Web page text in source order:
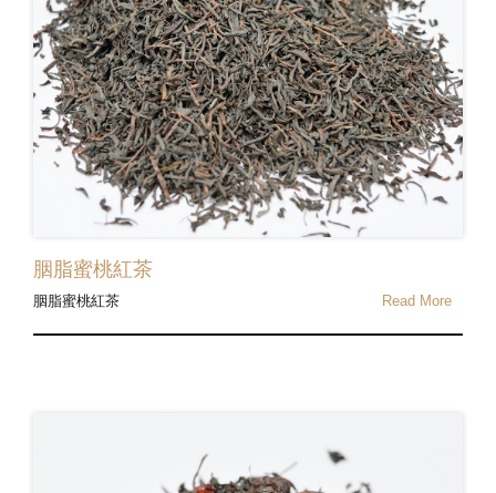
胭脂蜜桃紅茶
胭脂蜜桃紅茶 Read More